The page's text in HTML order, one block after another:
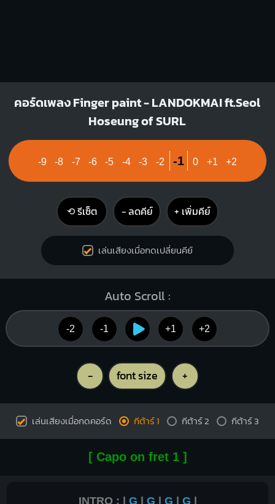
คอร์ดเพลง Finger paint - LANDOKMAI ft.Seol
Hoseung of SURL
-9 -8 -7 -6 -5 -4 -3 -2 -1 0 +1 +2
⟲ รีเซ็ต − ลดคีย์ + เพิ่มคีย์
เล่นเสียงเมื่อกดเปลี่ยนคีย์
Auto Scroll :
-2 -1 +1 +2
- font size +
เล่นเสียงเมื่อกดคอร์ด กีต้าร์ 1 กีต้าร์ 2 กีต้าร์ 3
[ Capo on fret 1 ]
INTRO : | G | G | G | G |